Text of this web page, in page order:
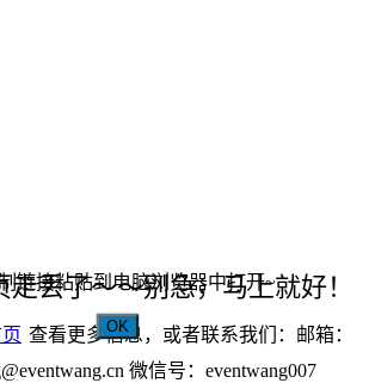
走丢了～～别急，马上就好！
查看更多信息，或者联系我们：邮箱：
微信号：eventwang007
链接粘贴到电脑浏览器中打开~
OK